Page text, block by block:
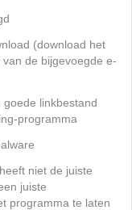
(download het
de bijgevoegde e-
linkbestand
programma
niet de juiste
juiste
programma te laten